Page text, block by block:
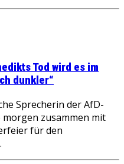
Tod wird es im
dunkler“
Sprecherin der AfD-
zusammen mit
für den